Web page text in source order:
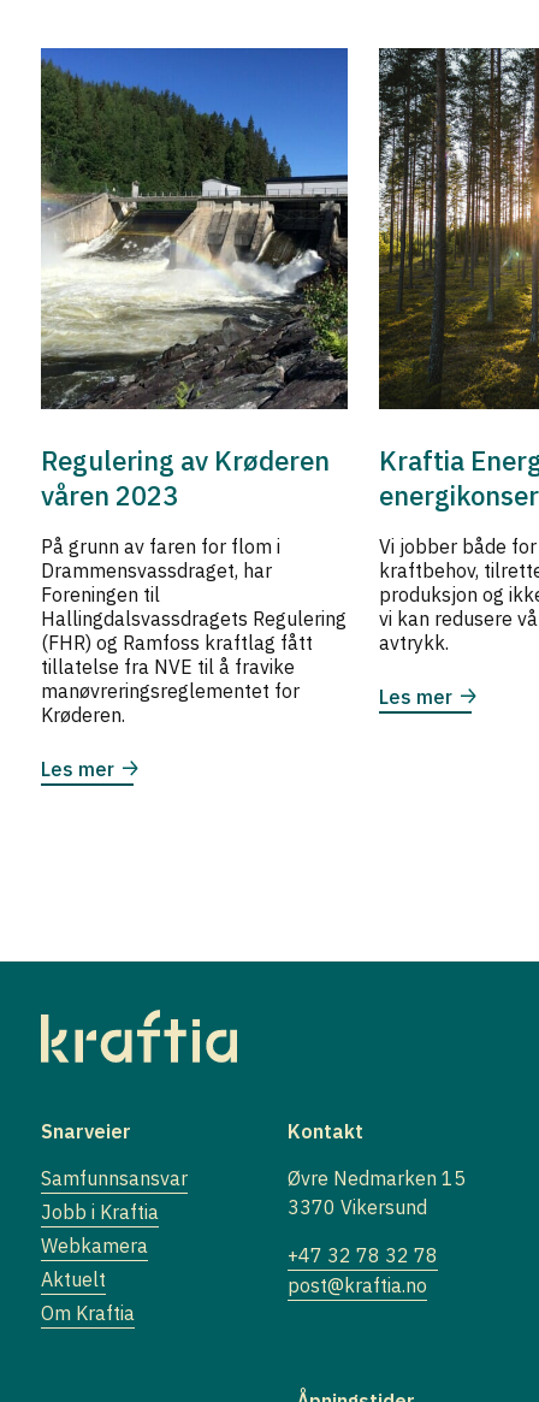
Regulering av Krøderen
våren 2023
På grunn av faren for flom i
Drammensvassdraget, har
Foreningen til
Hallingdalsvassdragets Regulering
(FHR) og Ramfoss kraftlag fått
tillatelse fra NVE til å fravike
manøvreringsreglementet for
Krøderen.
Les mer
Kraftia
Vi jobber både
kraftbehov,
produksjon og
vi kan redusere
avtrykk.
Les mer
Snarveier
Samfunnsansvar
Jobb i Kraftia
Webkamera
Aktuelt
Om Kraftia
Kontakt
Øvre Nedmarken 15
3370 Vikersund
+47 32 78 32 78
post@kraftia.no